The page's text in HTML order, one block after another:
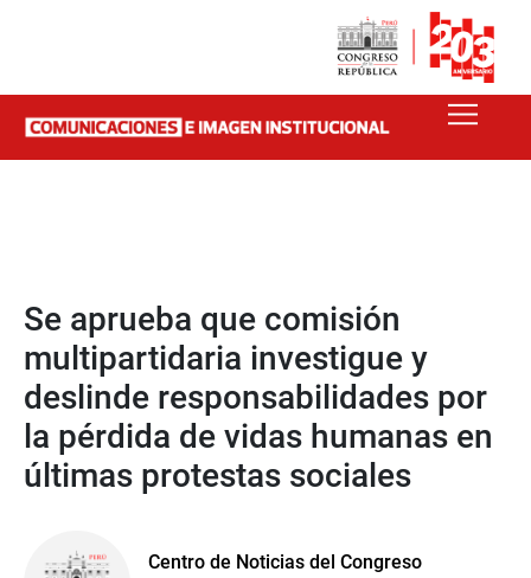
Se aprueba que comisión
multipartidaria investigue y
deslinde responsabilidades por
la pérdida de vidas humanas en
últimas protestas sociales
Centro de Noticias del Congreso